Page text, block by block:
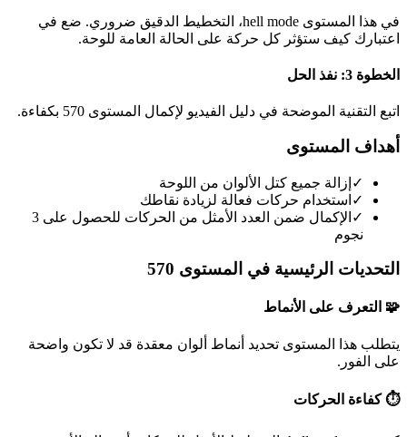
في هذا المستوى hell mode، التخطيط الدقيق ضروري. ضع في
اعتبارك كيف ستؤثر كل حركة على الحالة العامة للوحة.
الخطوة 3: نفذ الحل
اتبع التقنية الموضحة في دليل الفيديو لإكمال المستوى 570 بكفاءة.
أهداف المستوى
✓ إزالة جميع كتل الألوان من اللوحة
✓ استخدام حركات فعالة لزيادة نقاطك
✓
الإكمال ضمن العدد الأمثل من الحركات للحصول على 3
نجوم
التحديات الرئيسية في المستوى 570
🧩 التعرف على الأنماط
يتطلب هذا المستوى تحديد أنماط ألوان معقدة قد لا تكون واضحة
على الفور.
⏱️ كفاءة الحركات